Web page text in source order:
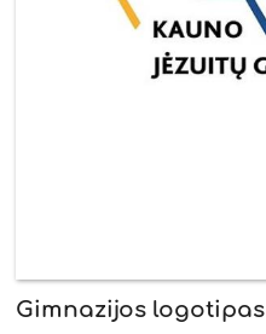
Gimnazijos logotipas